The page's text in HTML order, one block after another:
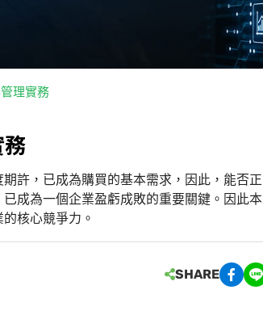
理實務
務
許，已成為購買的基本需求，因此，能否正
成為一個企業盈虧成敗的重要關鍵。因此本
核心競爭力。
SHARE